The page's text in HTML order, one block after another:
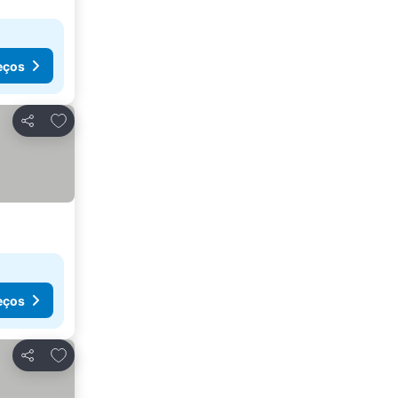
Partilhar
Adicionar aos favoritos
Partilhar
Adicionar aos favoritos